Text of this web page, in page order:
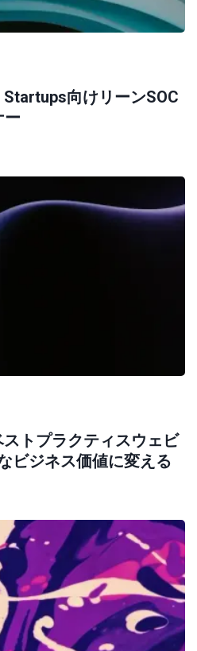
向けリーンSOC
ー
トプラクティスウェビ
ビジネス価値に変える